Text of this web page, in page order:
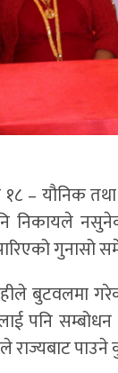
१८ – यौनिक
गुनासो
बुटवलमा
पनि सम्बोधन
राज्यबाट